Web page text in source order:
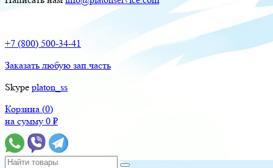
+7 (800) 500-34-41
Заказать любую зап.часть
Skype platon_ss
Корзина (0)
на сумму 0 ₽